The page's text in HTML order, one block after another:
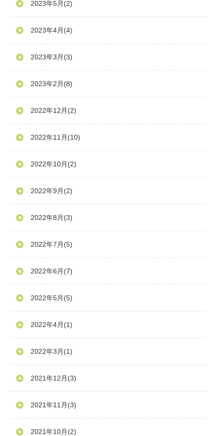
2023年5月 (2)
2023年4月 (4)
2023年3月 (3)
2023年2月 (8)
2022年12月 (2)
2022年11月 (10)
2022年10月 (2)
2022年9月 (2)
2022年8月 (3)
2022年7月 (5)
2022年6月 (7)
2022年5月 (5)
2022年4月 (1)
2022年3月 (1)
2021年12月 (3)
2021年11月 (3)
2021年10月 (2)